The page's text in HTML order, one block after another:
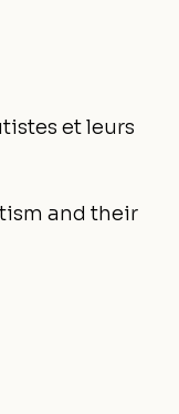
et leurs
and their